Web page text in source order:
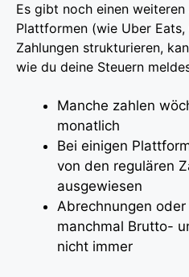
Es gibt noch einen
Plattformen (wie Uber
Zahlungen strukturieren,
wie du deine Steuern
Manche zahlen
monatlich
Bei einigen
von den regulären
ausgewiesen
Abrechnungen
manchmal Brutto-
nicht immer